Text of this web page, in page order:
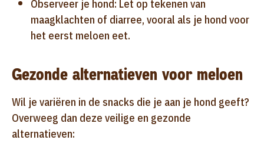
Observeer je hond: Let op tekenen van
maagklachten of diarree, vooral als je hond voor
het eerst meloen eet.
Gezonde alternatieven voor meloen
Wil je variëren in de snacks die je aan je hond geeft?
Overweeg dan deze veilige en gezonde
alternatieven: